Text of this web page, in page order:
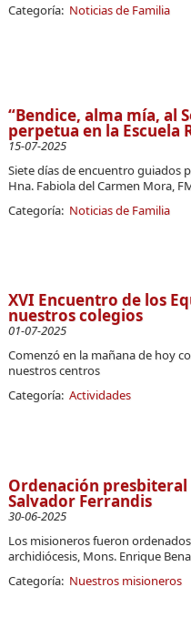
Categoría: Noticias de Familia
“Bendice, alma mía, al
perpetua en la Escuela
15-07-2025
Siete días de encuentro guiados
Hna. Fabiola del Carmen Mora,
Categoría: Noticias de Familia
XVI Encuentro de los
nuestros colegios
01-07-2025
Comenzó en la mañana de hoy
nuestros centros
Categoría: Actividades
Ordenación
Salvador Ferrandis
30-06-2025
Los misioneros fueron
archidiócesis, Mons. Enrique
Categoría: Nuestros misioneros